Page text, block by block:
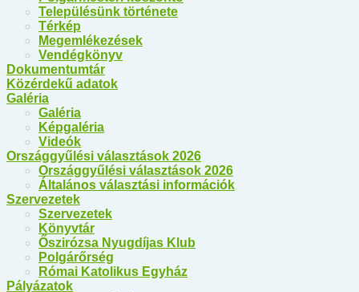
Településünk története
Térkép
Megemlékezések
Vendégkönyv
Dokumentumtár
Közérdekű adatok
Galéria
Galéria
Képgaléria
Videók
Országgyűlési választások 2026
Országgyűlési választások 2026
Általános választási információk
Szervezetek
Szervezetek
Könyvtár
Őszirózsa Nyugdíjas Klub
Polgárőrség
Római Katolikus Egyház
Pályázatok